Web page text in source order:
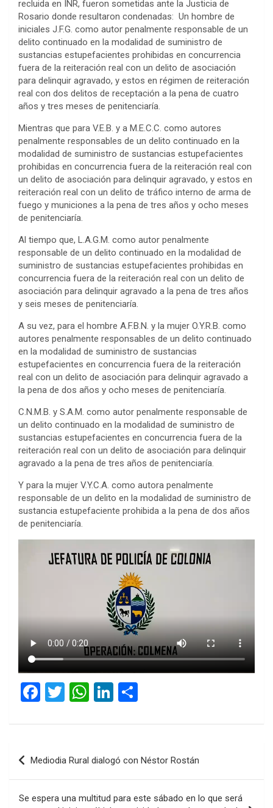
recluida en INR, fueron sometidas ante la Justicia de
Rosario donde resultaron condenadas: Un hombre de
iniciales J.F.G. como autor penalmente responsable de un
delito continuado en la modalidad de suministro de
sustancias estupefacientes prohibidas en concurrencia
fuera de la reiteración real con un delito de asociación
para delinquir agravado, y estos en régimen de reiteración
real con dos delitos de receptación a la pena de cuatro
años y tres meses de penitenciaría.
Mientras que para V.E.B. y a M.E.C.C. como autores
penalmente responsables de un delito continuado en la
modalidad de suministro de sustancias estupefacientes
prohibidas en concurrencia fuera de la reiteración real con
un delito de asociación para delinquir agravado, y estos en
reiteración real con un delito de tráfico interno de arma de
fuego y municiones a la pena de tres años y ocho meses
de penitenciaría.
Al tiempo que, L.A.G.M. como autor penalmente
responsable de un delito continuado en la modalidad de
suministro de sustancias estupefacientes prohibidas en
concurrencia fuera de la reiteración real con un delito de
asociación para delinquir agravado a la pena de tres años
y seis meses de penitenciaría.
A su vez, para el hombre A.F.B.N. y la mujer O.Y.R.B. como
autores penalmente responsables de un delito continuado
en la modalidad de suministro de sustancias
estupefacientes en concurrencia fuera de la reiteración
real con un delito de asociación para delinquir agravado a
la pena de dos años y ocho meses de penitenciaría.
C.N.M.B. y S.A.M. como autor penalmente responsable de
un delito continuado en la modalidad de suministro de
sustancias estupefacientes en concurrencia fuera de la
reiteración real con un delito de asociación para delinquir
agravado a la pena de tres años de penitenciaría.
Y para la mujer V.Y.C.A. como autora penalmente
responsable de un delito en la modalidad de suministro de
sustancia estupefaciente prohibida a la pena de dos años
de penitenciaría.
F
ce
b
o
T
tt
er
W
at
s
A
p
Li
ke
dI
n
m
p
ar
tir
Navegación
de
entradas
Mediodia Rural dialogó con Néstor Rostán
Se espera una multitud para este sábado en lo que será